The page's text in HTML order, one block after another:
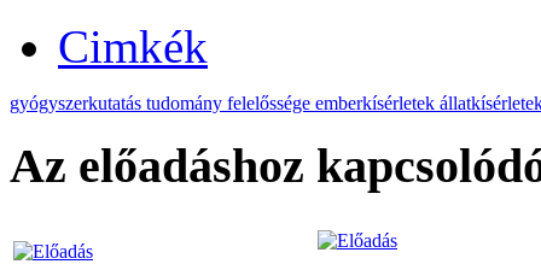
Cimkék
gyógyszerkutatás tudomány felelőssége emberkísérletek
Az előadáshoz